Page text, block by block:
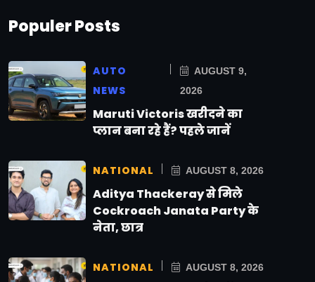
Populer Posts
AUTO
NEWS
AUGUST 9,
2026
Maruti Victoris खरीदने का
प्लान बना रहे हैं? पहले जानें
NATIONAL AUGUST 8, 2026
Aditya Thackeray से मिले
Cockroach Janata Party के
नेता, छात्र
NATIONAL AUGUST 8, 2026